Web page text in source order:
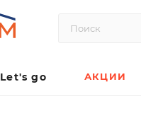
Let's go АКЦИИ